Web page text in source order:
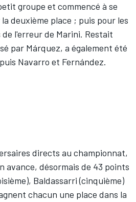
groupe et commencé à se
deuxième place ; puis pour les
l'erreur de Marini. Restait
par Márquez, a également été
Navarro et Fernández.
directs au championnat,
avance, désormais de 43 points
Baldassarri (cinquième)
chacun une place dans la